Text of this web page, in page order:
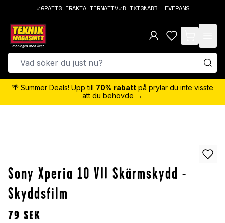
GRATIS FRAKTALTERNATIV BLIXTSNABB LEVERANS
items in cart,
🌴 Summer Deals! Upp till 70% rabatt på prylar du inte visste
att du behövde →
Sony Xperia 10 VII Skärmskydd -
Skyddsfilm
79 SEK